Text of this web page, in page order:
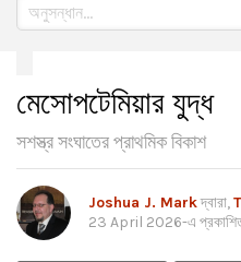
মেসোপটেমিয়ার যুদ্ধ
সশস্ত্র সংঘাতের প্রাথমিক বিকাশ
Joshua J. Markদ্বারা,
23 April 2026-এ